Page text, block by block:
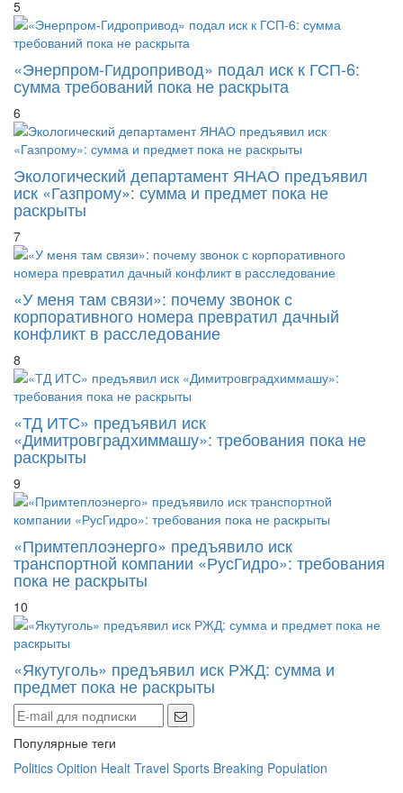
5
«Энерпром-Гидропривод» подал иск к ГСП-6:
сумма требований пока не раскрыта
6
Экологический департамент ЯНАО предъявил
иск «Газпрому»: сумма и предмет пока не
раскрыты
7
«У меня там связи»: почему звонок с
корпоративного номера превратил дачный
конфликт в расследование
8
«ТД ИТС» предъявил иск
«Димитровградхиммашу»: требования пока не
раскрыты
9
«Примтеплоэнерго» предъявило иск
транспортной компании «РусГидро»: требования
пока не раскрыты
10
«Якутуголь» предъявил иск РЖД: сумма и
предмет пока не раскрыты
Популярные теги
Politics Opition Healt Travel Sports Breaking Population